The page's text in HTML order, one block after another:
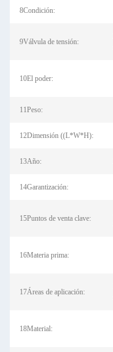
8Condición:
9Válvula de tensión:
10El poder:
11Peso:
12Dimensión ((L*W*H):
13Año:
14Garantización:
15Puntos de venta clave:
16Materia prima:
17Áreas de aplicación:
18Material: